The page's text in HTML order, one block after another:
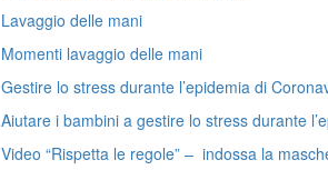
Lavaggio delle mani
Momenti lavaggio delle mani
Gestire lo stress durante l’epidemia di
Aiutare i bambini a gestire lo stress durante
Video “Rispetta le regole” – indossa la